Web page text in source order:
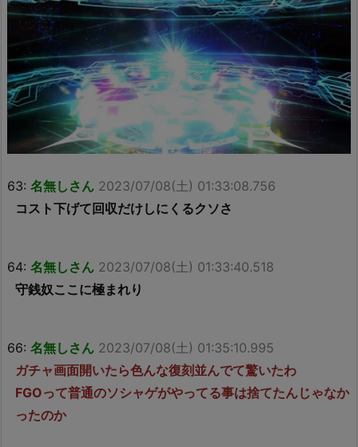
63: 名無しさん 2023/07/08(土) 01:33:08.756
コスト下げて回収だけしにくるクソさ
64: 名無しさん 2023/07/08(土) 01:33:40.518
守銭奴ここに極まれり
66: 名無しさん 2023/07/08(土) 01:35:10.995
ガチャ画面開いたら色んな復刻並んでて驚いたわ
FGOって普通のソシャゲがやってる事は捨てたんじゃなか
ったのか